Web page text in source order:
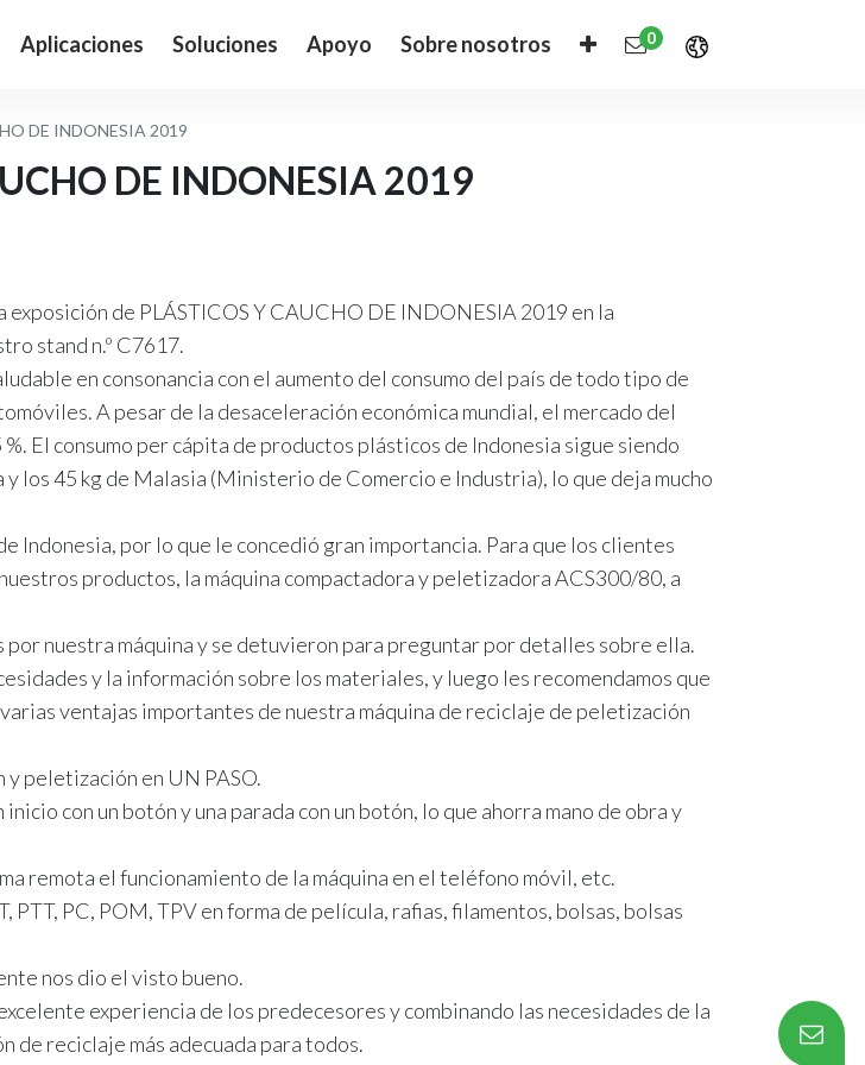
Aplicaciones Soluciones Apoyo Sobre nosotros 0
DE INDONESIA 2019
DE INDONESIA 2019
de PLÁSTICOS Y CAUCHO DE INDONESIA 2019 en la
stand n.º C7617.
en consonancia con el aumento del consumo del país de todo tipo de
A pesar de la desaceleración económica mundial, el mercado del
El consumo per cápita de productos plásticos de Indonesia sigue siendo
y los 45 kg de Malasia (Ministerio de Comercio e Industria), lo que deja mucho
por lo que le concedió gran importancia. Para que los clientes
productos, la máquina compactadora y peletizadora ACS300/80, a
nuestra máquina y se detuvieron para preguntar por detalles sobre ella.
y la información sobre los materiales, y luego les recomendamos que
ventajas importantes de nuestra máquina de reciclaje de peletización
peletización en UN PASO.
con un botón y una parada con un botón, lo que ahorra mano de obra y
remota el funcionamiento de la máquina en el teléfono móvil, etc.
PTT, PC, POM, TPV en forma de película, rafias, filamentos, bolsas, bolsas
nos dio el visto bueno.
experiencia de los predecesores y combinando las necesidades de la
de reciclaje más adecuada para todos.